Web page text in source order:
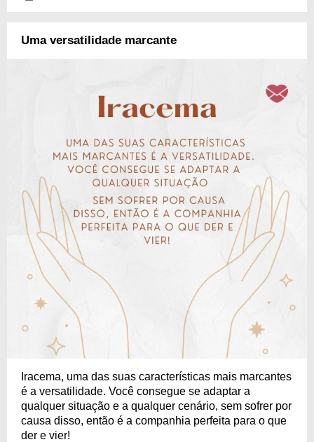
Uma versatilidade marcante
Iracema, uma das suas características mais marcantes
é a versatilidade. Você consegue se adaptar a
qualquer situação e a qualquer cenário, sem sofrer por
causa disso, então é a companhia perfeita para o que
der e vier!